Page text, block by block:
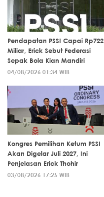
Pendapatan PSSI Capai Rp722
Miliar, Erick Sebut Federasi
Sepak Bola Kian Mandiri
04/08/2026 01:34 WIB
Kongres Pemilihan Ketum PSSI
Akan Digelar Juli 2027, Ini
Penjelasan Erick Thohir
03/08/2026 17:25 WIB